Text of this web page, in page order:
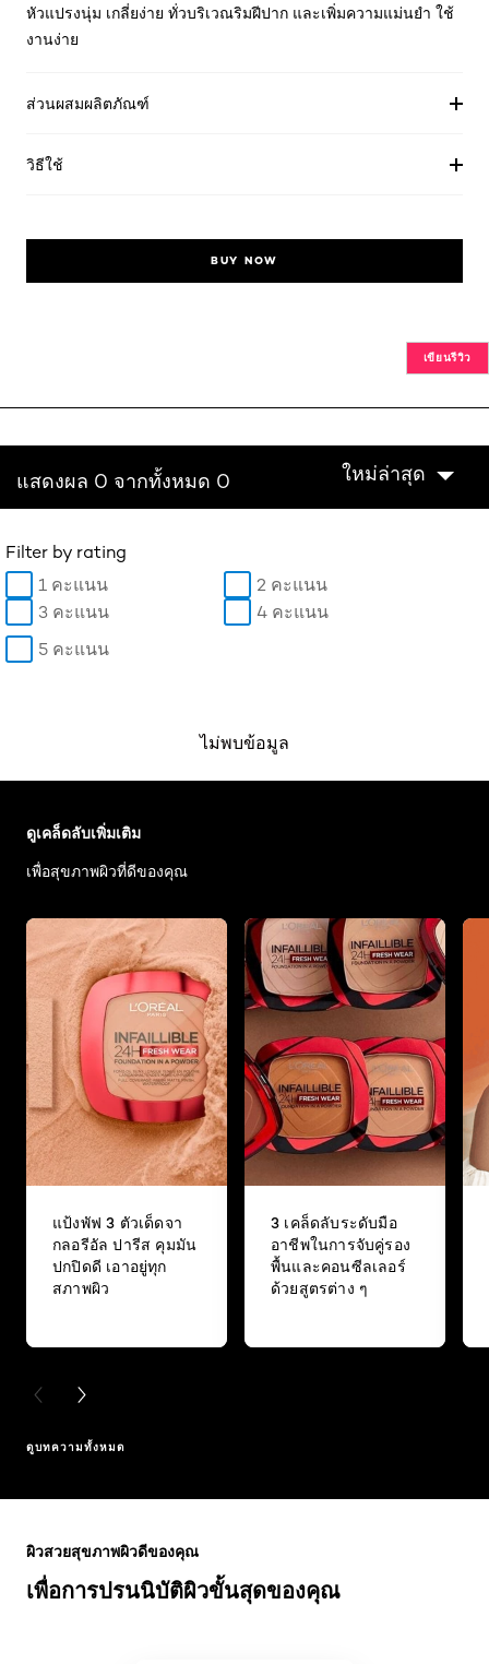
หัวแปรงนุ่ม เกลี่ยง่าย ทั่วบริเวณริมฝีปาก และเพิ่มความแม่นยำ ใช้
งานง่าย
ส่วนผสมผลิตภัณฑ์
วิธีใช้
BUY NOW
เขียนรีวิว
แสดงผล 0 จากทั้งหมด 0 ใหม่ล่าสุด
Filter by rating
1 คะแนน
2 คะแนน
3 คะแนน
4 คะแนน
5 คะแนน
ไม่พบข้อมูล
ดูเคล็ดลับเพิ่มเติม
เพื่อสุขภาพผิวที่ดีของคุณ
แป้งพัฟ 3 ตัวเด็ดจา
กลอรีอัล ปารีส คุมมัน
ปกปิดดี เอาอยู่ทุก
สภาพผิว
3 เคล็ดลับระดับมือ
อาชีพในการจับคู่รอง
พื้นและคอนซีลเลอร์
ด้วยสูตรต่าง ๆ
PREVIOUS CARD
NEXT CARD
ดูบทความทั้งหมด
เพื่อการปรนนิบัติผิวขั้นสุดของคุณ
ผิวสวยสุขภาพผิวดีของคุณ